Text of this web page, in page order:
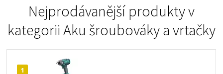
Nejprodávanější produkty v
kategoriiAku šroubováky a vrtačky
1